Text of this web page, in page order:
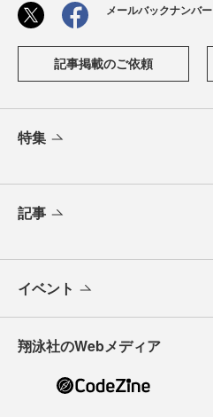
メールバックナンバー
記事掲載のご依頼
特集
記事
イベント
翔泳社のWebメディア